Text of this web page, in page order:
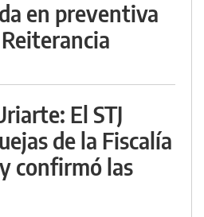
en preventiva
El STJ
de la Fiscalía
confirmó las